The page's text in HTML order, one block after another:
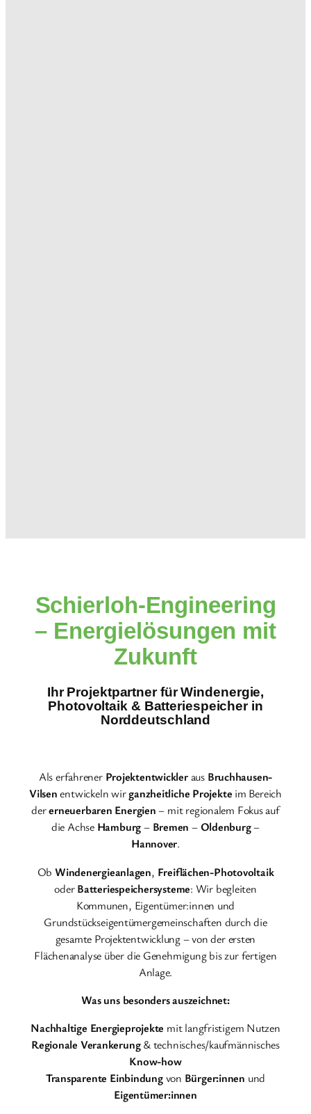
Schierloh-Engineering
– Energielösungen mit
Zukunft
Ihr Projektpartner für Windenergie,
Photovoltaik & Batteriespeicher in
Norddeutschland
Als erfahrener Projektentwickleraus Bruchhausen-
Vilsenentwickeln wirganzheitliche Projekte im Bereich
dererneuerbaren Energien– mit regionalem Fokus auf
die Achse Hamburg– Bremen –Oldenburg–
Hannover.
Ob Windenergieanlagen, Freiflächen-Photovoltaik
oderBatteriespeichersysteme: Wir begleiten
Kommunen, Eigentümer:innen und
Grundstückseigentümergemeinschaften durch die
gesamte Projektentwicklung – von der ersten
Flächenanalyse über die Genehmigung bis zur fertigen
Anlage.
Was uns besonders auszeichnet:
Nachhaltige Energieprojekte mit langfristigem Nutzen
Regionale Verankerung& technisches/kaufmännisches
Know-how
Transparente Einbindungvon Bürger:innen und
Eigentümer:innen